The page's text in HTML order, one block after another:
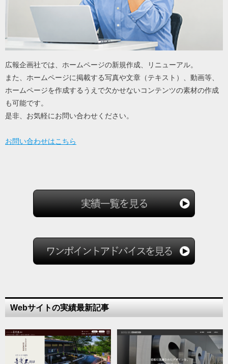
広報企画社では、ホームページの新規作成、リニューアル。
また、ホームページに掲載する写真や文章（テキスト）、動画等、
ホームページを作成するうえで欠かせないコンテンツの素材の作成
も可能です。
是非、お気軽にお問い合わせください。
お問い合わせはこちら
Webサイトの実績最新記事